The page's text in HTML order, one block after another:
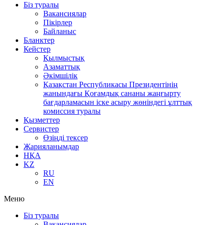
Біз туралы
Вакансиялар
Пікірлер
Байланыс
Бланктер
Кейстер
Қылмыстық
Азаматтық
Әкімшілік
Қазақстан Республикасы Президентінің
жанындағы Қоғамдық сананы жаңғырту
бағдарламасын іске асыру жөніндегі ұлттық
комиссия туралы
Қызметтер
Сервистер
Өзіңді тексер
Жарияланымдар
НҚА
KZ
RU
EN
Меню
Біз туралы